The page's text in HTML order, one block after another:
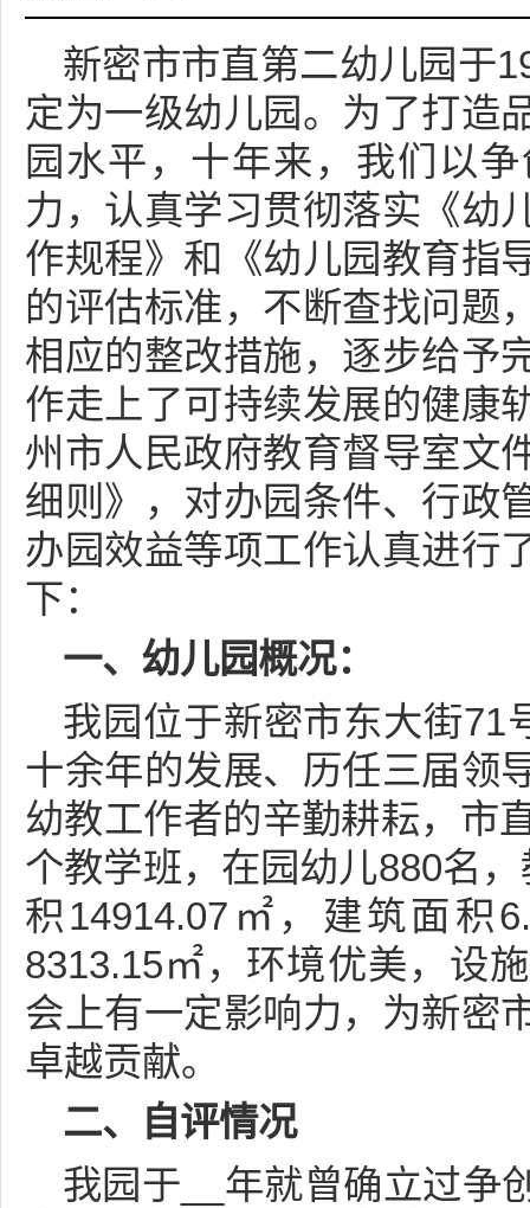
新密市市直第二幼儿园于
定为一级幼儿园。为了打造
园水平，十年来，我们以
力，认真学习贯彻落实《幼
作规程》和《幼儿园教育指
的评估标准，不断查找问题
相应的整改措施，逐步给予
作走上了可持续发展的健康
州市人民政府教育督导室文
细则》，对办园条件、行政
办园效益等项工作认真进行
下：
一、幼儿园概况：
我园位于新密市东大街71
十余年的发展、历任三届领
幼教工作者的辛勤耕耘，市
个教学班，在园幼儿880名
积14914.07㎡，建筑面积
8313.15㎡，环境优美，设
会上有一定影响力，为新密
卓越贡献。
二、自评情况
我园于__年就曾确立过争